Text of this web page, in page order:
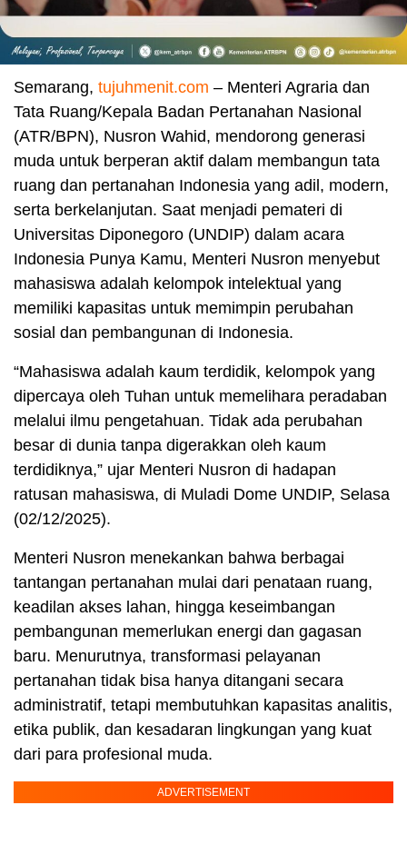
Semarang, tujuhmenit.com – Menteri Agraria dan
Tata Ruang/Kepala Badan Pertanahan Nasional
(ATR/BPN), Nusron Wahid, mendorong generasi
muda untuk berperan aktif dalam membangun tata
ruang dan pertanahan Indonesia yang adil, modern,
serta berkelanjutan. Saat menjadi pemateri di
Universitas Diponegoro (UNDIP) dalam acara
Indonesia Punya Kamu, Menteri Nusron menyebut
mahasiswa adalah kelompok intelektual yang
memiliki kapasitas untuk memimpin perubahan
sosial dan pembangunan di Indonesia.
“Mahasiswa adalah kaum terdidik, kelompok yang
dipercaya oleh Tuhan untuk memelihara peradaban
melalui ilmu pengetahuan. Tidak ada perubahan
besar di dunia tanpa digerakkan oleh kaum
terdidiknya,” ujar Menteri Nusron di hadapan
ratusan mahasiswa, di Muladi Dome UNDIP, Selasa
(02/12/2025).
Menteri Nusron menekankan bahwa berbagai
tantangan pertanahan mulai dari penataan ruang,
keadilan akses lahan, hingga keseimbangan
pembangunan memerlukan energi dan gagasan
baru. Menurutnya, transformasi pelayanan
pertanahan tidak bisa hanya ditangani secara
administratif, tetapi membutuhkan kapasitas analitis,
etika publik, dan kesadaran lingkungan yang kuat
dari para profesional muda.
ADVERTISEMENT